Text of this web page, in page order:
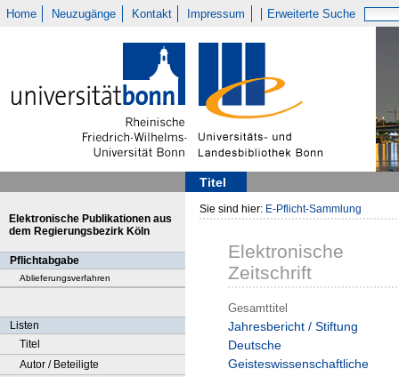
Home Neuzugänge Kontakt Impressum Erweiterte Suche
Titel
Elektronische Publikationen aus
dem Regierungsbezirk Köln
Pflichtabgabe
Ablieferungsverfahren
Listen
Titel
Autor / Beteiligte
Sie sind hier: E-Pflicht-Sammlung
Elektronische
Zeitschrift
Gesamttitel
Jahresbericht / Stiftung
Deutsche
Geisteswissenschaftliche